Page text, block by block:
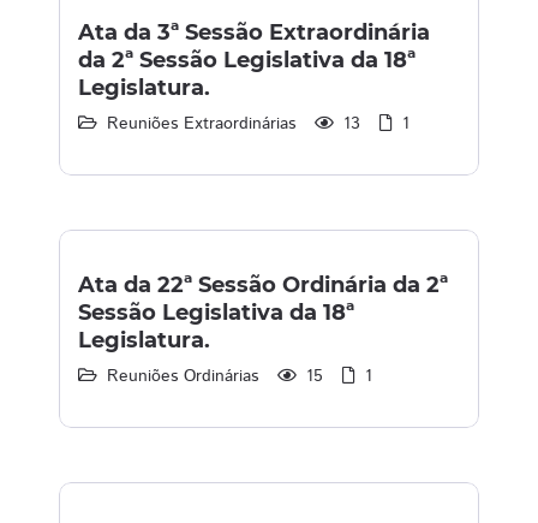
Ata da 3ª Sessão Extraordinária
da 2ª Sessão Legislativa da 18ª
Legislatura.
Reuniões Extraordinárias 13 1
Ata da 22ª Sessão Ordinária da 2ª
Sessão Legislativa da 18ª
Legislatura.
Reuniões Ordinárias 15 1